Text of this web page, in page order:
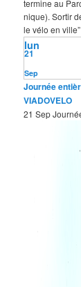
termine au
nique). Sortir
le vélo en
Sep
21
lun
Journée
VIADOVELO
21 Sep